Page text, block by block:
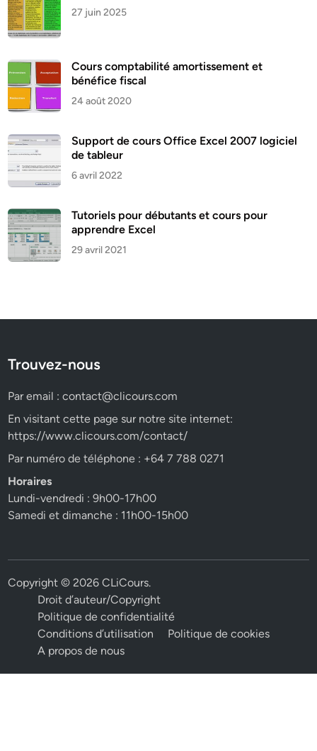
27 juin 2025
Cours comptabilité amortissement et
bénéfice fiscal
24 août 2020
Support de cours Office Excel 2007 logiciel
de tableur
6 avril 2022
Tutoriels pour débutants et cours pour
apprendre Excel
29 avril 2021
Trouvez-nous
Par email :contact@clicours.com
En visitant cette page sur notre site internet:
https://www.clicours.com/contact/
Par numéro de téléphone : +64 7 788 0271
Horaires
Lundi-vendredi : 9h00-17h00
Samedi et dimanche : 11h00-15h00
Copyright © 2026CLiCours.
Droit d’auteur/Copyright
Politique de confidentialité
Conditions d’utilisation
Politique de cookies
A propos de nous